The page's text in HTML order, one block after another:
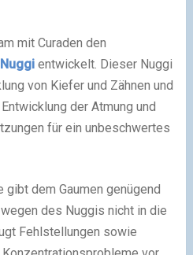
mit Curaden den
entwickelt. Dieser Nuggi
von Kiefer und Zähnen und
der Atmung und
für ein unbeschwertes
dem Gaumen genügend
des Nuggis nicht in die
Fehlstellungen sowie